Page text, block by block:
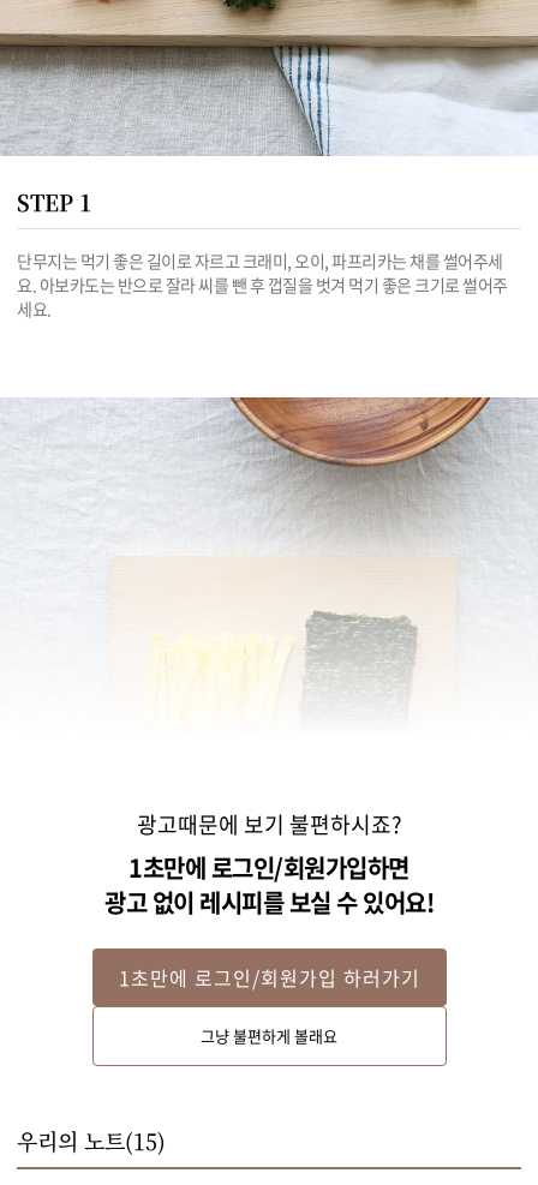
STEP 1
단무지는 먹기 좋은 길이로 자르고 크래미, 오이, 파프리카는 채를 썰어주세
요. 아보카도는 반으로 잘라 씨를 뺀 후 껍질을 벗겨 먹기 좋은 크기로 썰어주
세요.
달걀은 약간의 소금을 넣고 지단을 부쳐 도톰하게 채썰고, 김은 살짝 구운 후 6
등분으로 잘라주세요.
광고때문에 보기 불편하시죠?
1초만에 로그인/회원가입하면
광고 없이 레시피를 보실 수 있어요!
1초만에 로그인/회원가입 하러가기
그냥 불편하게 볼래요
우리의 노트(15)